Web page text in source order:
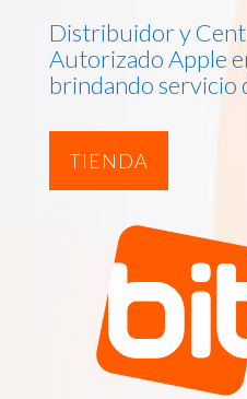
Distribuidor y
Autorizado Apple
brindando servicio
TIENDA